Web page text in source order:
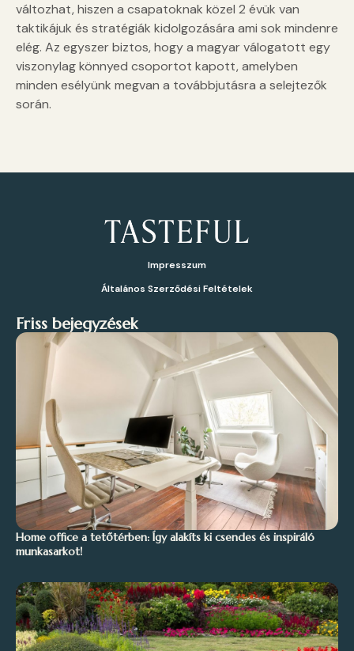
változhat, hiszen a csapatoknak közel 2 évük van
taktikájuk és stratégiák kidolgozására ami sok mindenre
elég. Az egyszer biztos, hogy a magyar válogatott egy
viszonylag könnyed csoportot kapott, amelyben
minden esélyünk megvan a továbbjutásra a selejtezők
során.
Impresszum
Általános Szerződési Feltételek
Friss bejegyzések
Home office a tetőtérben: Így alakíts ki csendes és inspiráló
munkasarkot!